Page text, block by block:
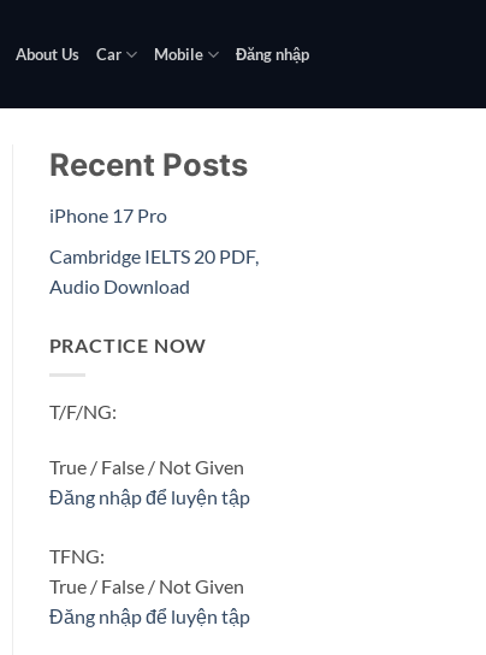
About Us Car Mobile Đăng nhập
Recent Posts
iPhone 17 Pro
Cambridge IELTS 20 PDF,
Audio Download
PRACTICE NOW
T/F/NG:
True / False / Not Given
Đăng nhập để luyện tập
TFNG:
True / False / Not Given
Đăng nhập để luyện tập